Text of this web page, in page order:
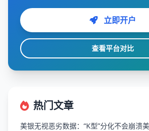
立即开户
查看平台对比
热门文章
美银无视恶劣数据：“K型”分化不会崩溃美